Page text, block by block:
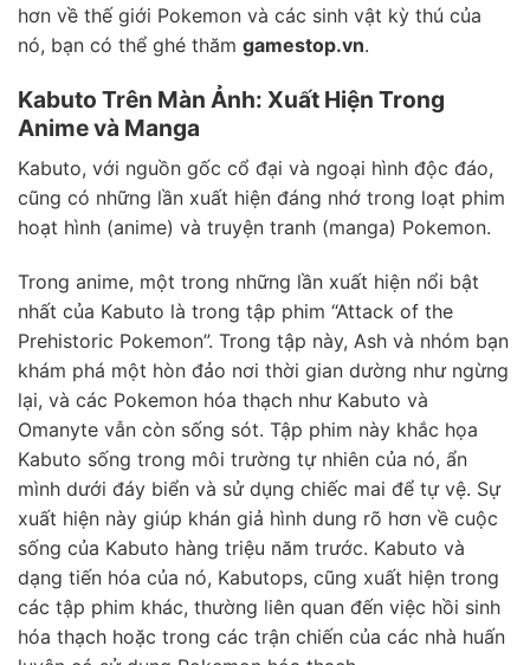
hơn về thế giới Pokemon và các sinh vật kỳ thú của
nó, bạn có thể ghé thăm gamestop.vn.
Kabuto Trên Màn Ảnh: Xuất Hiện Trong
Anime và Manga
Kabuto, với nguồn gốc cổ đại và ngoại hình độc đáo,
cũng có những lần xuất hiện đáng nhớ trong loạt phim
hoạt hình (anime) và truyện tranh (manga) Pokemon.
Trong anime, một trong những lần xuất hiện nổi bật
nhất của Kabuto là trong tập phim “Attack of the
Prehistoric Pokemon”. Trong tập này, Ash và nhóm bạn
khám phá một hòn đảo nơi thời gian dường như ngừng
lại, và các Pokemon hóa thạch như Kabuto và
Omanyte vẫn còn sống sót. Tập phim này khắc họa
Kabuto sống trong môi trường tự nhiên của nó, ẩn
mình dưới đáy biển và sử dụng chiếc mai để tự vệ. Sự
xuất hiện này giúp khán giả hình dung rõ hơn về cuộc
sống của Kabuto hàng triệu năm trước. Kabuto và
dạng tiến hóa của nó, Kabutops, cũng xuất hiện trong
các tập phim khác, thường liên quan đến việc hồi sinh
hóa thạch hoặc trong các trận chiến của các nhà huấn